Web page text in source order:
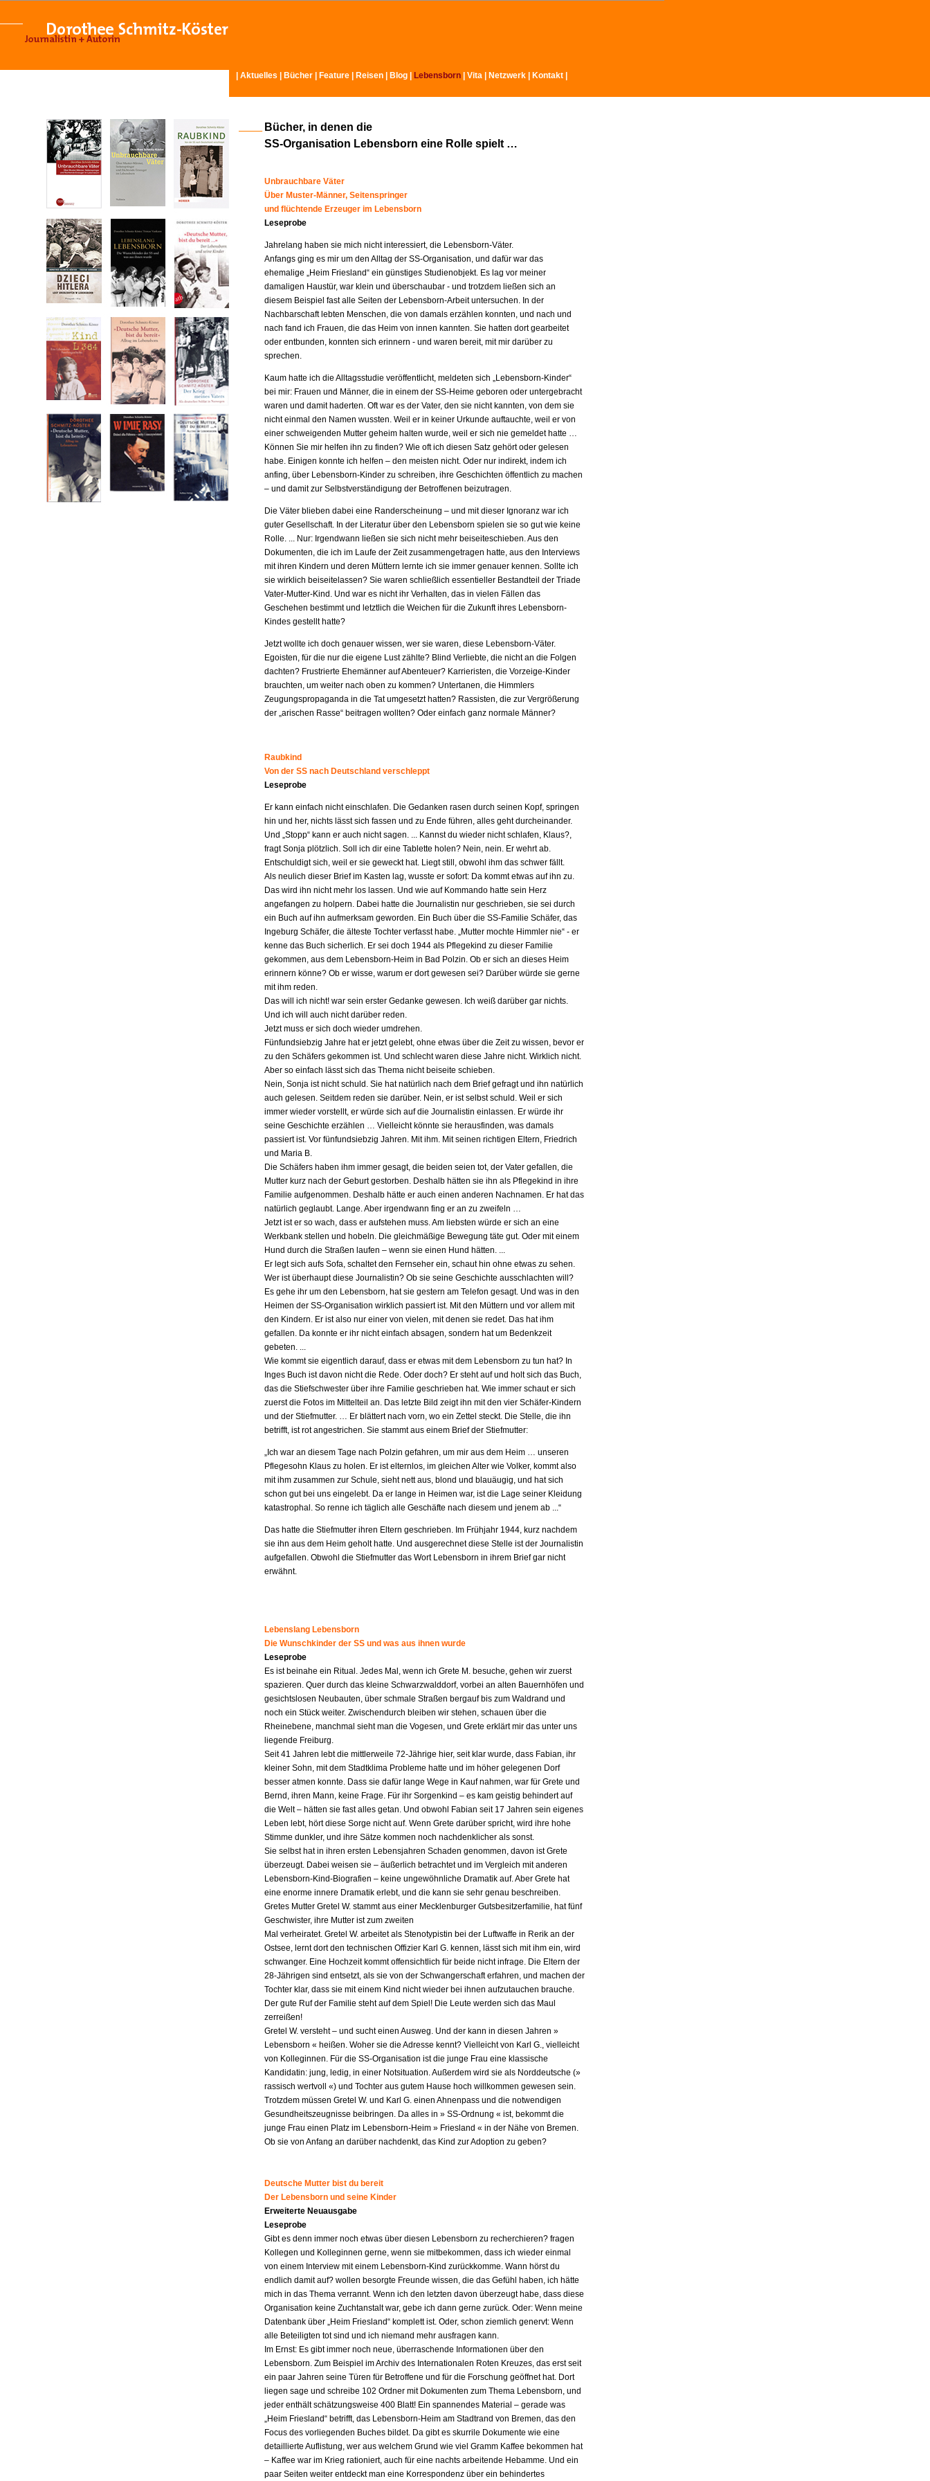
Aktuelles Bücher Feature Reisen Blog Lebensborn Vita Netzwerk Kontakt
Bücher, in denen die
SS-Organisation Lebensborn eine Rolle spielt …
Unbrauchbare Väter
Über Muster-Männer, Seitenspringer
und flüchtende Erzeuger im Lebensborn
Leseprobe
Jahrelang haben sie mich nicht interessiert, die Lebensborn-Väter.
Anfangs ging es mir um den Alltag der SS-Organisation, und dafür war das
ehemalige „Heim Friesland“ ein günstiges Studienobjekt. Es lag vor meiner
damaligen Haustür, war klein und überschaubar - und trotzdem ließen sich an
diesem Beispiel fast alle Seiten der Lebensborn-Arbeit untersuchen. In der
Nachbarschaft lebten Menschen, die von damals erzählen konnten, und nach und
nach fand ich Frauen, die das Heim von innen kannten. Sie hatten dort gearbeitet
oder entbunden, konnten sich erinnern - und waren bereit, mit mir darüber zu
sprechen.
Kaum hatte ich die Alltagsstudie veröffentlicht, meldeten sich „Lebensborn-Kinder“
bei mir: Frauen und Männer, die in einem der SS-Heime geboren oder untergebracht
waren und damit haderten. Oft war es der Vater, den sie nicht kannten, von dem sie
nicht einmal den Namen wussten. Weil er in keiner Urkunde auftauchte, weil er von
einer schweigenden Mutter geheim halten wurde, weil er sich nie gemeldet hatte …
Können Sie mir helfen ihn zu finden? Wie oft ich diesen Satz gehört oder gelesen
habe. Einigen konnte ich helfen – den meisten nicht. Oder nur indirekt, indem ich
anfing, über Lebensborn-Kinder zu schreiben, ihre Geschichten öffentlich zu machen
– und damit zur Selbstverständigung der Betroffenen beizutragen.
Die Väter blieben dabei eine Randerscheinung – und mit dieser Ignoranz war ich
guter Gesellschaft. In der Literatur über den Lebensborn spielen sie so gut wie keine
Rolle. ... Nur: Irgendwann ließen sie sich nicht mehr beiseiteschieben. Aus den
Dokumenten, die ich im Laufe der Zeit zusammengetragen hatte, aus den Interviews
mit ihren Kindern und deren Müttern lernte ich sie immer genauer kennen. Sollte ich
sie wirklich beiseitelassen? Sie waren schließlich essentieller Bestandteil der Triade
Vater-Mutter-Kind. Und war es nicht ihr Verhalten, das in vielen Fällen das
Geschehen bestimmt und letztlich die Weichen für die Zukunft ihres Lebensborn-
Kindes gestellt hatte?
Jetzt wollte ich doch genauer wissen, wer sie waren, diese Lebensborn-Väter.
Egoisten, für die nur die eigene Lust zählte? Blind Verliebte, die nicht an die Folgen
dachten? Frustrierte Ehemänner auf Abenteuer? Karrieristen, die Vorzeige-Kinder
brauchten, um weiter nach oben zu kommen? Untertanen, die Himmlers
Zeugungspropaganda in die Tat umgesetzt hatten? Rassisten, die zur Vergrößerung
der „arischen Rasse“ beitragen wollten? Oder einfach ganz normale Männer?
Raubkind
Von der SS nach Deutschland verschleppt
Leseprobe
Er kann einfach nicht einschlafen. Die Gedanken rasen durch seinen Kopf, springen
hin und her, nichts lässt sich fassen und zu Ende führen, alles geht durcheinander.
Und „Stopp“ kann er auch nicht sagen. ... Kannst du wieder nicht schlafen, Klaus?,
fragt Sonja plötzlich. Soll ich dir eine Tablette holen? Nein, nein. Er wehrt ab.
Entschuldigt sich, weil er sie geweckt hat. Liegt still, obwohl ihm das schwer fällt.
Als neulich dieser Brief im Kasten lag, wusste er sofort: Da kommt etwas auf ihn zu.
Das wird ihn nicht mehr los lassen. Und wie auf Kommando hatte sein Herz
angefangen zu holpern. Dabei hatte die Journalistin nur geschrieben, sie sei durch
ein Buch auf ihn aufmerksam geworden. Ein Buch über die SS-Familie Schäfer, das
Ingeburg Schäfer, die älteste Tochter verfasst habe. „Mutter mochte Himmler nie“ - er
kenne das Buch sicherlich. Er sei doch 1944 als Pflegekind zu dieser Familie
gekommen, aus dem Lebensborn-Heim in Bad Polzin. Ob er sich an dieses Heim
erinnern könne? Ob er wisse, warum er dort gewesen sei? Darüber würde sie gerne
mit ihm reden.
Das will ich nicht! war sein erster Gedanke gewesen. Ich weiß darüber gar nichts.
Und ich will auch nicht darüber reden.
Jetzt muss er sich doch wieder umdrehen.
Fünfundsiebzig Jahre hat er jetzt gelebt, ohne etwas über die Zeit zu wissen, bevor er
zu den Schäfers gekommen ist. Und schlecht waren diese Jahre nicht. Wirklich nicht.
Aber so einfach lässt sich das Thema nicht beiseite schieben.
Nein, Sonja ist nicht schuld. Sie hat natürlich nach dem Brief gefragt und ihn natürlich
auch gelesen. Seitdem reden sie darüber. Nein, er ist selbst schuld. Weil er sich
immer wieder vorstellt, er würde sich auf die Journalistin einlassen. Er würde ihr
seine Geschichte erzählen … Vielleicht könnte sie herausfinden, was damals
passiert ist. Vor fünfundsiebzig Jahren. Mit ihm. Mit seinen richtigen Eltern, Friedrich
und Maria B.
Die Schäfers haben ihm immer gesagt, die beiden seien tot, der Vater gefallen, die
Mutter kurz nach der Geburt gestorben. Deshalb hätten sie ihn als Pflegekind in ihre
Familie aufgenommen. Deshalb hätte er auch einen anderen Nachnamen. Er hat das
natürlich geglaubt. Lange. Aber irgendwann fing er an zu zweifeln …
Jetzt ist er so wach, dass er aufstehen muss. Am liebsten würde er sich an eine
Werkbank stellen und hobeln. Die gleichmäßige Bewegung täte gut. Oder mit einem
Hund durch die Straßen laufen – wenn sie einen Hund hätten. ...
Er legt sich aufs Sofa, schaltet den Fernseher ein, schaut hin ohne etwas zu sehen.
Wer ist überhaupt diese Journalistin? Ob sie seine Geschichte ausschlachten will?
Es gehe ihr um den Lebensborn, hat sie gestern am Telefon gesagt. Und was in den
Heimen der SS-Organisation wirklich passiert ist. Mit den Müttern und vor allem mit
den Kindern. Er ist also nur einer von vielen, mit denen sie redet. Das hat ihm
gefallen. Da konnte er ihr nicht einfach absagen, sondern hat um Bedenkzeit
gebeten. ...
Wie kommt sie eigentlich darauf, dass er etwas mit dem Lebensborn zu tun hat? In
Inges Buch ist davon nicht die Rede. Oder doch? Er steht auf und holt sich das Buch,
das die Stiefschwester über ihre Familie geschrieben hat. Wie immer schaut er sich
zuerst die Fotos im Mittelteil an. Das letzte Bild zeigt ihn mit den vier Schäfer-Kindern
und der Stiefmutter. … Er blättert nach vorn, wo ein Zettel steckt. Die Stelle, die ihn
betrifft, ist rot angestrichen. Sie stammt aus einem Brief der Stiefmutter:
„Ich war an diesem Tage nach Polzin gefahren, um mir aus dem Heim … unseren
Pflegesohn Klaus zu holen. Er ist elternlos, im gleichen Alter wie Volker, kommt also
mit ihm zusammen zur Schule, sieht nett aus, blond und blauäugig, und hat sich
schon gut bei uns eingelebt. Da er lange in Heimen war, ist die Lage seiner Kleidung
katastrophal. So renne ich täglich alle Geschäfte nach diesem und jenem ab ...“
Das hatte die Stiefmutter ihren Eltern geschrieben. Im Frühjahr 1944, kurz nachdem
sie ihn aus dem Heim geholt hatte. Und ausgerechnet diese Stelle ist der Journalistin
aufgefallen. Obwohl die Stiefmutter das Wort Lebensborn in ihrem Brief gar nicht
erwähnt.
Lebenslang Lebensborn
Die Wunschkinder der SS und was aus ihnen wurde
Leseprobe
Es ist beinahe ein Ritual. Jedes Mal, wenn ich Grete M. besuche, gehen wir zuerst
spazieren. Quer durch das kleine Schwarzwalddorf, vorbei an alten Bauernhöfen und
gesichtslosen Neubauten, über schmale Straßen bergauf bis zum Waldrand und
noch ein Stück weiter. Zwischendurch bleiben wir stehen, schauen über die
Rheinebene, manchmal sieht man die Vogesen, und Grete erklärt mir das unter uns
liegende Freiburg.
Seit 41 Jahren lebt die mittlerweile 72-Jährige hier, seit klar wurde, dass Fabian, ihr
kleiner Sohn, mit dem Stadtklima Probleme hatte und im höher gelegenen Dorf
besser atmen konnte. Dass sie dafür lange Wege in Kauf nahmen, war für Grete und
Bernd, ihren Mann, keine Frage. Für ihr Sorgenkind – es kam geistig behindert auf
die Welt – hätten sie fast alles getan. Und obwohl Fabian seit 17 Jahren sein eigenes
Leben lebt, hört diese Sorge nicht auf. Wenn Grete darüber spricht, wird ihre hohe
Stimme dunkler, und ihre Sätze kommen noch nachdenklicher als sonst.
Sie selbst hat in ihren ersten Lebensjahren Schaden genommen, davon ist Grete
überzeugt. Dabei weisen sie – äußerlich betrachtet und im Vergleich mit anderen
Lebensborn-Kind-Biografien – keine ungewöhnliche Dramatik auf. Aber Grete hat
eine enorme innere Dramatik erlebt, und die kann sie sehr genau beschreiben.
Gretes Mutter Gretel W. stammt aus einer Mecklenburger Gutsbesitzerfamilie, hat fünf
Geschwister, ihre Mutter ist zum zweiten
Mal verheiratet. Gretel W. arbeitet als Stenotypistin bei der Luftwaffe in Rerik an der
Ostsee, lernt dort den technischen Offizier Karl G. kennen, lässt sich mit ihm ein, wird
schwanger. Eine Hochzeit kommt offensichtlich für beide nicht infrage. Die Eltern der
28-Jährigen sind entsetzt, als sie von der Schwangerschaft erfahren, und machen der
Tochter klar, dass sie mit einem Kind nicht wieder bei ihnen aufzutauchen brauche.
Der gute Ruf der Familie steht auf dem Spiel! Die Leute werden sich das Maul
zerreißen!
Gretel W. versteht – und sucht einen Ausweg. Und der kann in diesen Jahren »
Lebensborn « heißen. Woher sie die Adresse kennt? Vielleicht von Karl G., vielleicht
von Kolleginnen. Für die SS-Organisation ist die junge Frau eine klassische
Kandidatin: jung, ledig, in einer Notsituation. Außerdem wird sie als Norddeutsche (»
rassisch wertvoll «) und Tochter aus gutem Hause hoch willkommen gewesen sein.
Trotzdem müssen Gretel W. und Karl G. einen Ahnenpass und die notwendigen
Gesundheitszeugnisse beibringen. Da alles in » SS-Ordnung « ist, bekommt die
junge Frau einen Platz im Lebensborn-Heim » Friesland « in der Nähe von Bremen.
Ob sie von Anfang an darüber nachdenkt, das Kind zur Adoption zu geben?
Deutsche Mutter bist du bereit
Der Lebensborn und seine Kinder
Erweiterte Neuausgabe
Leseprobe
Gibt es denn immer noch etwas über diesen Lebensborn zu recherchieren? fragen
Kollegen und Kolleginnen gerne, wenn sie mitbekommen, dass ich wieder einmal
von einem Interview mit einem Lebensborn-Kind zurückkomme. Wann hörst du
endlich damit auf? wollen besorgte Freunde wissen, die das Gefühl haben, ich hätte
mich in das Thema verrannt. Wenn ich den letzten davon überzeugt habe, dass diese
Organisation keine Zuchtanstalt war, gebe ich dann gerne zurück. Oder: Wenn meine
Datenbank über „Heim Friesland“ komplett ist. Oder, schon ziemlich genervt: Wenn
alle Beteiligten tot sind und ich niemand mehr ausfragen kann.
Im Ernst: Es gibt immer noch neue, überraschende Informationen über den
Lebensborn. Zum Beispiel im Archiv des Internationalen Roten Kreuzes, das erst seit
ein paar Jahren seine Türen für Betroffene und für die Forschung geöffnet hat. Dort
liegen sage und schreibe 102 Ordner mit Dokumenten zum Thema Lebensborn, und
jeder enthält schätzungsweise 400 Blatt! Ein spannendes Material – gerade was
„Heim Friesland“ betrifft, das Lebensborn-Heim am Stadtrand von Bremen, das den
Focus des vorliegenden Buches bildet. Da gibt es skurrile Dokumente wie eine
detaillierte Auflistung, wer aus welchem Grund wie viel Gramm Kaffee bekommen hat
– Kaffee war im Krieg rationiert, auch für eine nachts arbeitende Hebamme. Und ein
paar Seiten weiter entdeckt man eine Korrespondenz über ein behindertes